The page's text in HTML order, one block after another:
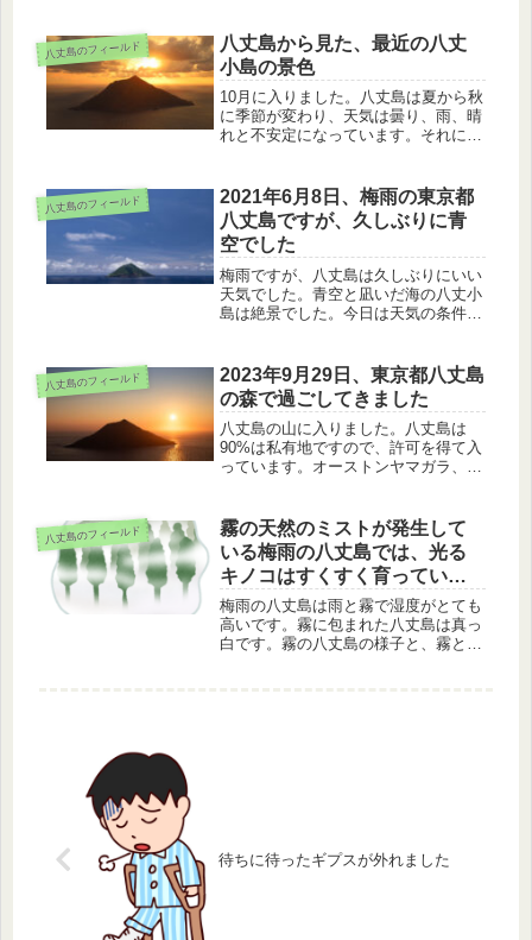
だ続いています。したがって、狭い部
屋で多くの人々と会ってはいけま...
八丈島のフィールド
八丈島から見た、最近の八丈
小島の景色
10月に入りました。八丈島は夏から秋
に季節が変わり、天気は曇り、雨、晴
れと不安定になっています。それにと
す。今日は、最近の八丈小島の様子を
紹介します。
八丈島のフィールド
2021年6月8日、梅雨の東京都
八丈島ですが、久しぶりに青
空でした
梅雨ですが、八丈島は久しぶりにいい
天気でした。青空と凪いだ海の八丈小
島は絶景でした。今日は天気の条件が
キジもホオジロも縄張りを見張ってい
ました。そんな1日を紹介します。
八丈島のフィールド
2023年9月29日、東京都八丈島
の森で過ごしてきました
八丈島の山に入りました。八丈島は
90%は私有地ですので、許可を得て入
っています。オーストンヤマガラ、シ
小島を楽しみました。
八丈島のフィールド
霧の天然のミストが発生して
いる梅雨の八丈島では、光る
キノコはすくすく育っていま
す
梅雨の八丈島は雨と霧で湿度がとても
高いです。霧に包まれた八丈島は真っ
白です。霧の八丈島の様子と、霧とい
待ちに待ったギプスが外れました